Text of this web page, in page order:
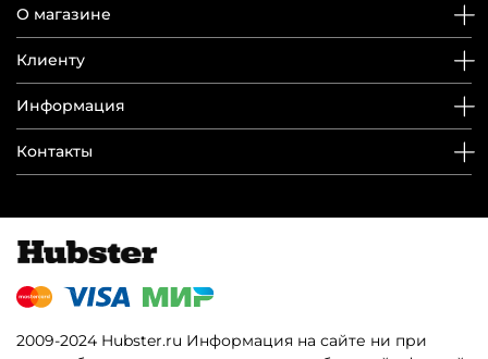
О магазине
Клиенту
Информация
Контакты
2009-2024 Hubster.ru Информация на сайте ни при